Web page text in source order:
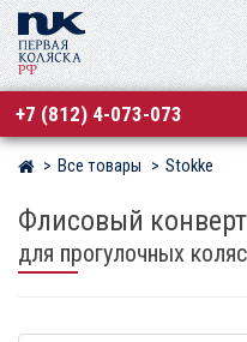
+7 (812) 4-073-073
Магазин детских колясок
Все товары Stokke
Флисовый
для прогулочных